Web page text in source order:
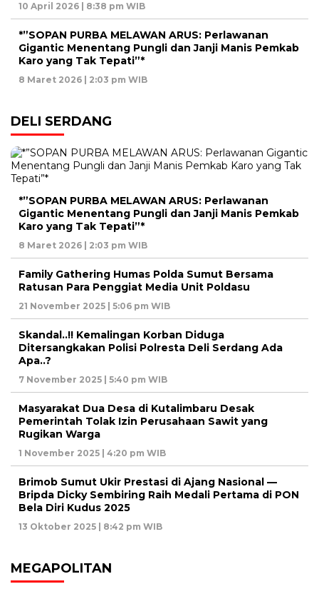
10 April 2026 | 8:38 pm WIB
*”SOPAN PURBA MELAWAN ARUS: Perlawanan
Gigantic Menentang Pungli dan Janji Manis Pemkab
Karo yang Tak Tepati”*
8 Maret 2026 | 2:03 pm WIB
DELI SERDANG
*”SOPAN PURBA MELAWAN ARUS: Perlawanan
Gigantic Menentang Pungli dan Janji Manis Pemkab
Karo yang Tak Tepati”*
8 Maret 2026 | 2:03 pm WIB
Family Gathering Humas Polda Sumut Bersama
Ratusan Para Penggiat Media Unit Poldasu
21 November 2025 | 5:06 pm WIB
Skandal..!! Kemalingan Korban Diduga
Ditersangkakan Polisi Polresta Deli Serdang Ada
Apa..?
7 November 2025 | 5:40 pm WIB
Masyarakat Dua Desa di Kutalimbaru Desak
Pemerintah Tolak Izin Perusahaan Sawit yang
Rugikan Warga
1 November 2025 | 4:20 pm WIB
Brimob Sumut Ukir Prestasi di Ajang Nasional —
Bripda Dicky Sembiring Raih Medali Pertama di PON
Bela Diri Kudus 2025
13 Oktober 2025 | 8:42 pm WIB
MEGAPOLITAN